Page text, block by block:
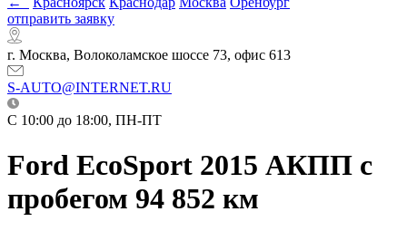
отправить заявку
г. Москва, Волоколамское шоссе 73, офис 613
S-AUTO@INTERNET.RU
C 10:00 до 18:00, ПН-ПТ
Ford EcoSport 2015 АКПП с
пробегом 94 852 км